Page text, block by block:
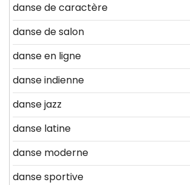
danse de caractère
danse de salon
danse en ligne
danse indienne
danse jazz
danse latine
danse moderne
danse sportive